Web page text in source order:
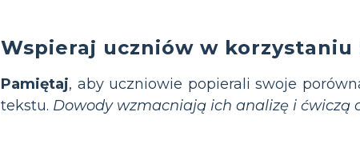
Wspieraj uczniów w
Pamiętaj, aby uczniowie popierali swoje
tekstu. Dowody wzmacniają ich analizę i ćwiczą